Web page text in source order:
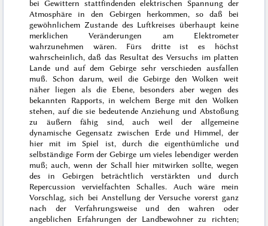
bei Gewittern stattfindenden elektrischen Spannung der
Atmosphäre in den Gebirgen herkommen, so daß bei
gewöhnlichem Zustande des Luftkreises überhaupt keine
merklichen Veränderungen am Elektrometer
wahrzunehmen wären. Fürs dritte ist es höchst
wahrscheinlich, daß das Resultat des Versuchs im platten
Lande und auf dem Gebirge sehr verschieden ausfallen
muß. Schon darum, weil die Gebirge den Wolken weit
näher liegen als die Ebene, besonders aber wegen des
bekannten Rapports, in welchem Berge mit den Wolken
stehen, auf die sie bedeutende Anziehung und Abstoßung
zu äußern fähig sind, auch weil der allgemeine
dynamische Gegensatz zwischen Erde und Himmel, der
hier mit im Spiel ist, durch die eigenthümliche und
selbständige Form der Gebirge um vieles lebendiger werden
muß; auch, wenn der Schall hier mitwirken sollte, wegen
des in Gebirgen beträchtlich verstärkten und durch
Repercussion vervielfachten Schalles. Auch wäre mein
Vorschlag, sich bei Anstellung der Versuche vorerst ganz
nach der Verfahrungsweise und den wahren oder
angeblichen Erfahrungen der Landbewohner zu richten;